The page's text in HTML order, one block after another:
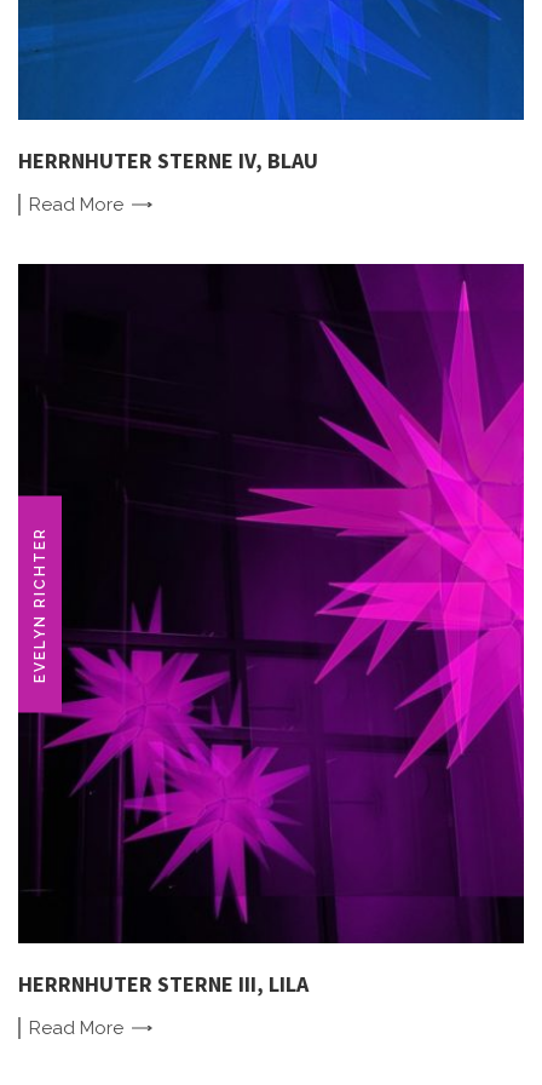
HERRNHUTER STERNE IV, BLAU
Read More
EVELYN RICHTER
HERRNHUTER STERNE III, LILA
Read More